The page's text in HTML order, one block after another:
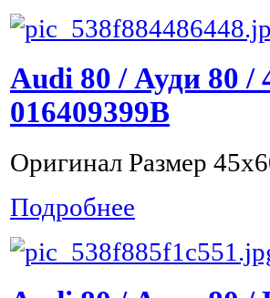
Audi 80 / Ауди 80 /
016409399B
Оригинал Размер
Подробнее